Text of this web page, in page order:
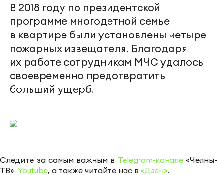
В 2018 году по президентской
программе многодетной семье
в квартире были установлены четыре
пожарных извещателя. Благодаря
их работе сотрудникам МЧС удалось
своевременно предотвратить
больший ущерб.
Следите за самым важным в Telegram-канале «Челны-
ТВ», Youtube, а также читайте нас в «Дзен».